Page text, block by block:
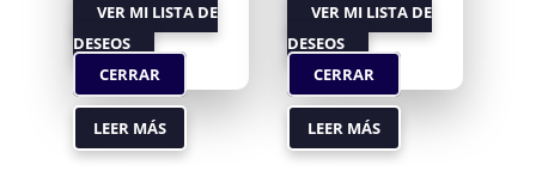
VER MI LISTA DE
DESEOS
CERRAR
LEER MÁS
VER MI LISTA DE
DESEOS
CERRAR
LEER MÁS